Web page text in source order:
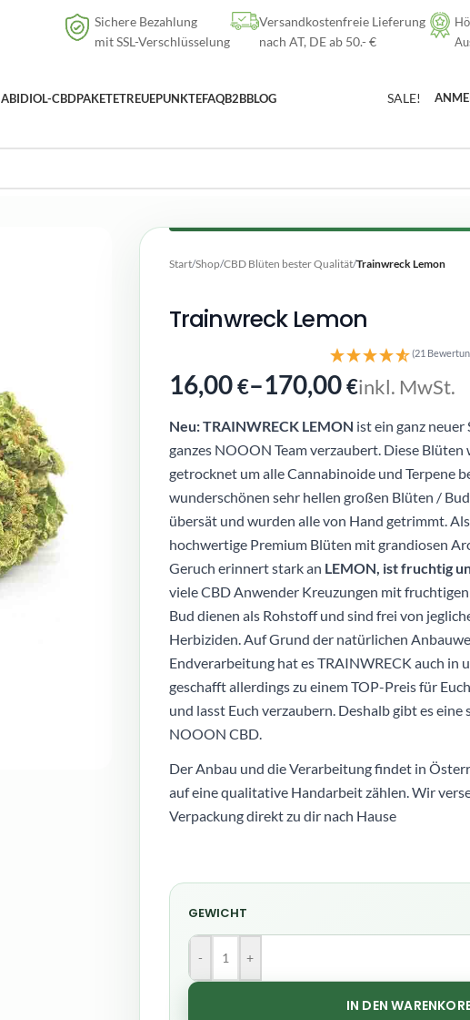
nach AT, DE ab50
Sichere Bezahlung
mit SSL-Verschlüsselung
Versandkostenfreie Lieferung
nach AT, DE ab 50.- €
CBDPAKETETREUEPUNKTEFAQB2BBLOG SALE!
Start/Shop/CBD Blüten bester Qualität/Trainwreck Lemon
Trainwreck Lemon
(21
16,00€–170,00€inkl. MwSt.
Neu: TRAINWRECK LEMON ist ein ganz neuer
ganzes NOOON Team verzaubert. Diese Blüten
getrocknet um alle Cannabinoide und Terpene
wunderschönen sehr hellen großen Blüten /
übersät und wurden alle von Hand getrimmt.
hochwertige Premium Blüten mit grandiosen
Geruch erinnert stark an LEMON, ist fruchtig
viele CBD Anwender Kreuzungen mit
Bud dienen als Rohstoff und sind frei von
Herbiziden. Auf Grund der natürlichen
Endverarbeitung hat es TRAINWRECK auch in
geschafft allerdings zu einem TOP-Preis für
und lasst Euch verzaubern. Deshalb gibt es
NOOON CBD.
Der Anbau und die Verarbeitung findet in
auf eine qualitative Handarbeit zählen. Wir
Verpackung direkt zu dir nach Hause
GEWICHT
- +
IN DEN